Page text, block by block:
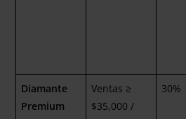
Diamante
Premium
Ventas ≥
$35,000 /
30%